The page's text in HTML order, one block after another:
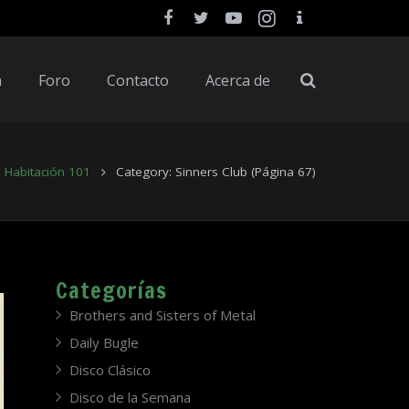
Foro Contacto Acerca de
Habitación 101 Category: Sinners Club (Página 67)
Categorías
Brothers and Sisters of Metal
Daily Bugle
Disco Clásico
Disco de la Semana